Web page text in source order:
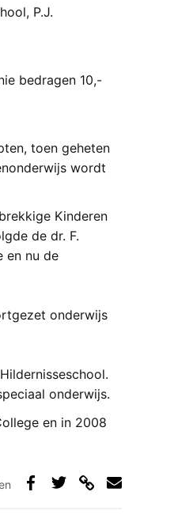
P.J.
bedragen 10,-
toen geheten
wordt
Kinderen
de dr. F.
en nu de
onderwijs
onderwijs.
en in 2008